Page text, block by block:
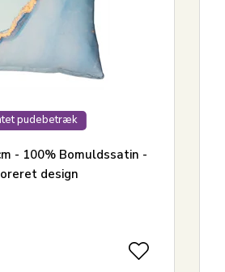
pudebetræk
- 100% Bomuldssatin -
design